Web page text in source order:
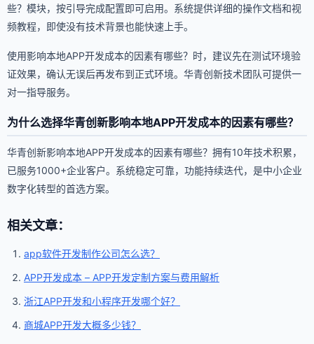
些？模块，按引导完成配置即可启用。系统提供详细的操作文档和视
频教程，即使没有技术背景也能快速上手。
使用影响本地APP开发成本的因素有哪些？时，建议先在测试环境验
证效果，确认无误后再发布到正式环境。华青创新技术团队可提供一
对一指导服务。
为什么选择华青创新影响本地APP开发成本的因素有哪些？
华青创新影响本地APP开发成本的因素有哪些？拥有10年技术积累，
已服务1000+企业客户。系统稳定可靠，功能持续迭代，是中小企业
数字化转型的首选方案。
相关文章：
app软件开发制作公司怎么选？
APP开发成本 – APP开发定制方案与费用解析
浙江APP开发和小程序开发哪个好？
商城APP开发大概多少钱？